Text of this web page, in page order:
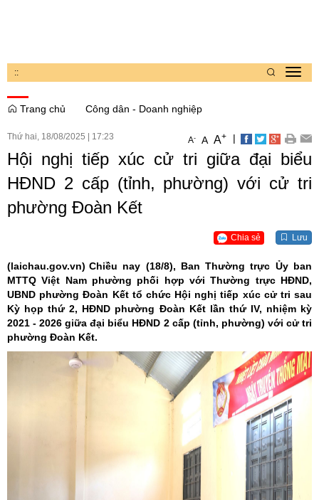
::
Trang chủ
Công dân - Doanh nghiệp
Thứ hai, 18/08/2025 17:23 A- A A+ |
Hội nghị tiếp xúc cử tri giữa đại biểu
HĐND 2 cấp (tỉnh, phường) với cử tri
phường Đoàn Kết
Chia sẻ Lưu
(laichau.gov.vn) Chiều nay (18/8), Ban Thường trực Ủy ban
MTTQ Việt Nam phường phối hợp với Thường trực HĐND,
UBND phường Đoàn Kết tổ chức Hội nghị tiếp xúc cử tri sau
Kỳ họp thứ 2, HĐND phường Đoàn Kết lần thứ IV, nhiệm kỳ
2021 - 2026 giữa đại biểu HĐND 2 cấp (tỉnh, phường) với cử tri
phường Đoàn Kết.